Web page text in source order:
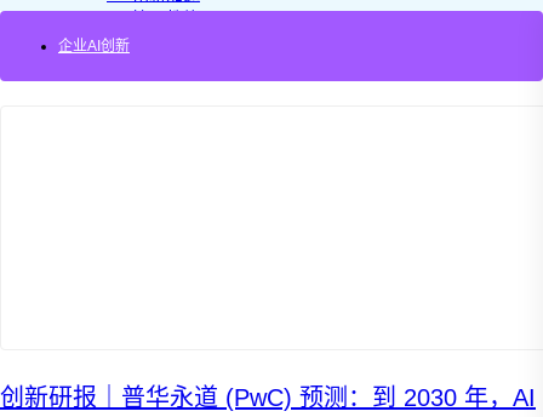
AI+设计冲刺
AI+创新训练营
企业AI创新工作坊
企业AI创新
创新研报｜普华永道 (PwC) 预测：到 2030 年，AI